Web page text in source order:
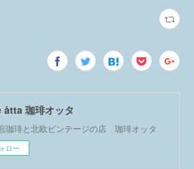
珈琲オッタ
珈琲と北欧ビンテージの店 珈琲オッタ
ロー